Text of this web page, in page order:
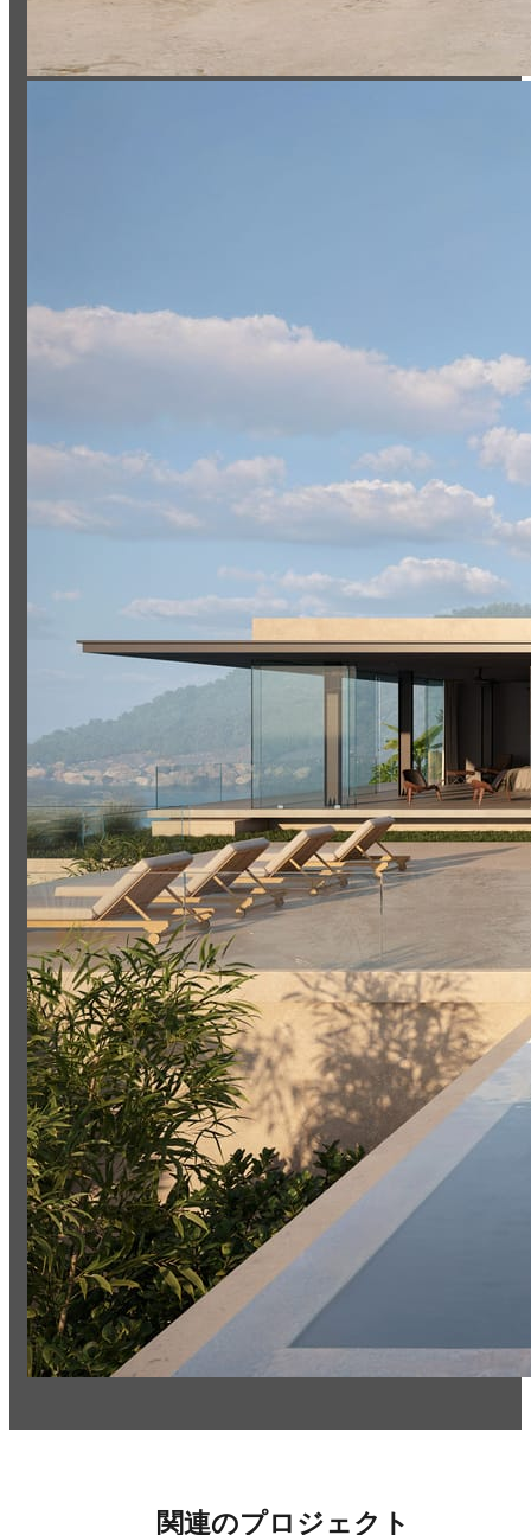
関連のプロジェクト